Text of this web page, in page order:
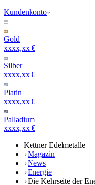
Kundenkonto
Gold
xxxx,xx €
Silber
xxxx,xx €
Platin
xxxx,xx €
Palladium
xxxx,xx €
Kettner Edelmetalle
Magazin
News
Energie
Die Kehrseite der